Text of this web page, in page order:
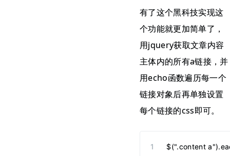
有了这个黑科技实现这
个功能就更加简单了，
用jquery获取文章内容
主体内的所有a链接，并
用echo函数遍历每一个
链接对象后再单独设置
每个链接的css即可。
$(".content